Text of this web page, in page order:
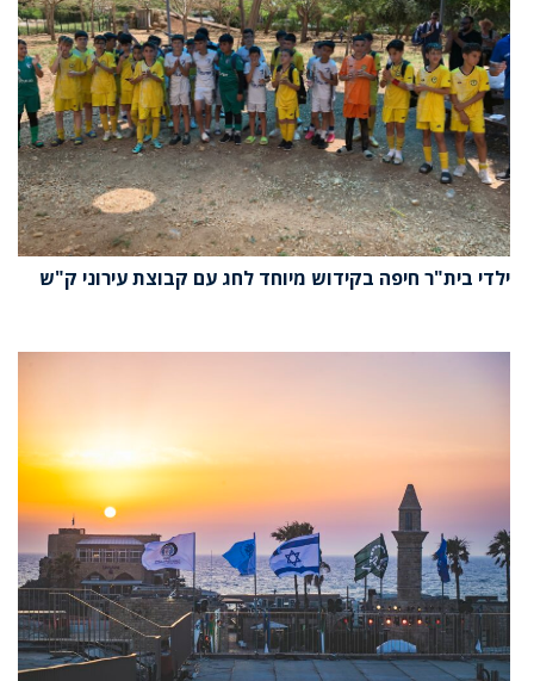
ילדי בית"ר חיפה בקידוש מיוחד לחג עם קבוצת עירוני ק"ש